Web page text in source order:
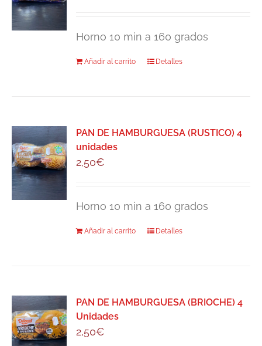
Horno 10 min a 160 grados
Añadir al carrito Detalles
PAN DE HAMBURGUESA (RUSTICO) 4
unidades
2,50€
Horno 10 min a 160 grados
Añadir al carrito Detalles
PAN DE HAMBURGUESA (BRIOCHE) 4
Unidades
2,50€